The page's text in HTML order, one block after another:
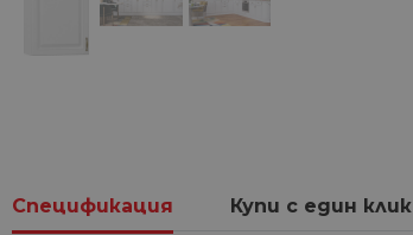
Спецификация Купи с един клик